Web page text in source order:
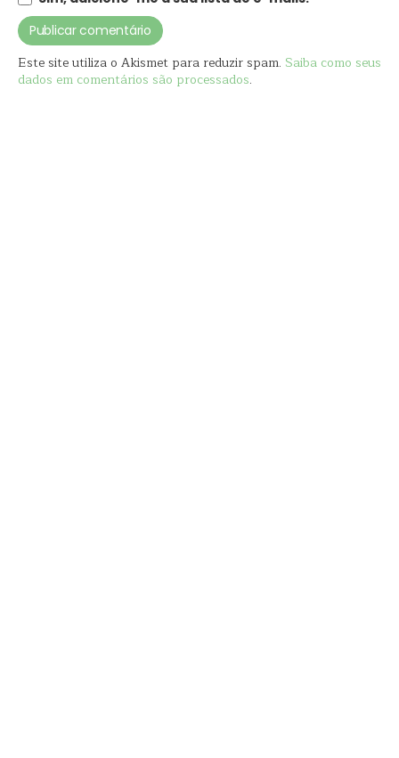
Este site utiliza o Akismet para reduzir spam. Saiba como seus
dados em comentários são processados.